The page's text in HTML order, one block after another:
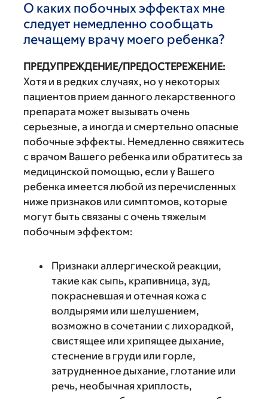
О каких побочных эффектах мне
следует немедленно сообщать
лечащему врачу моего ребенка?
ПРЕДУПРЕЖДЕНИЕ/ПРЕДОСТЕРЕЖЕНИЕ:
Хотя и в редких случаях, но у некоторых
пациентов прием данного лекарственного
препарата может вызывать очень
серьезные, а иногда и смертельно опасные
побочные эффекты. Немедленно свяжитесь
с врачом Вашего ребенка или обратитесь за
медицинской помощью, если у Вашего
ребенка имеется любой из перечисленных
ниже признаков или симптомов, которые
могут быть связаны с очень тяжелым
побочным эффектом:
Признаки аллергической реакции,
такие как сыпь, крапивница, зуд,
покрасневшая и отечная кожа с
волдырями или шелушением,
возможно в сочетании с лихорадкой,
свистящее или хрипящее дыхание,
стеснение в груди или горле,
затрудненное дыхание, глотание или
речь, необычная хриплость,